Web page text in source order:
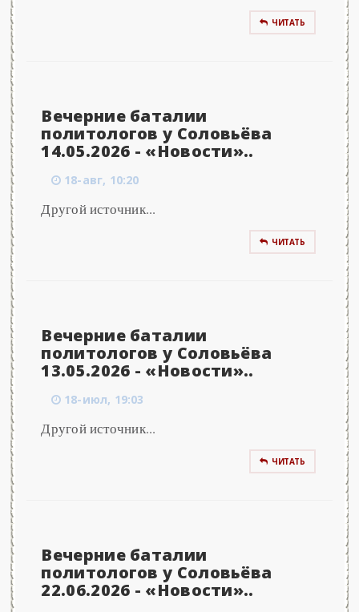
ЧИТАТЬ
Вечерние баталии
политологов у Соловьёва
14.05.2026 - «Новости»..
18-авг, 10:20
Другой источник...
ЧИТАТЬ
Вечерние баталии
политологов у Соловьёва
13.05.2026 - «Новости»..
18-июл, 19:03
Другой источник...
ЧИТАТЬ
Вечерние баталии
политологов у Соловьёва
22.06.2026 - «Новости»..